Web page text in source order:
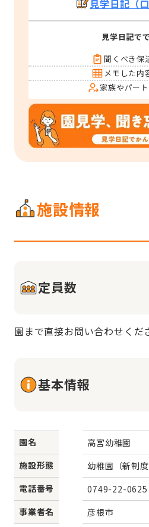
見学日記（
見学日記で
聞くべき保
メモした内
家族やパー
施設情報
定員数
園まで直接お問い合わせくだ
基本情報
園名
高宮幼稚園
施設形態
幼稚園（新制度
電話番号
0749-22-0625
事業者名
彦根市